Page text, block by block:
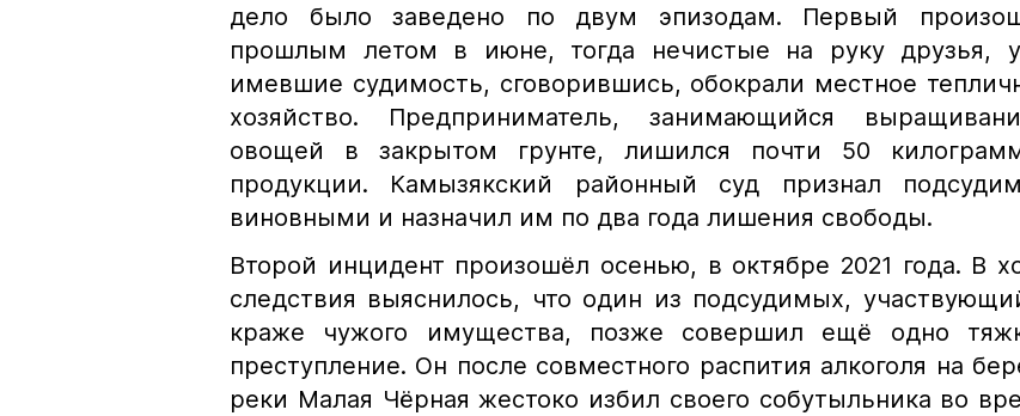
дело было заведено по двум эпизодам. Первый
прошлым летом в июне, тогда нечистые на руку друзья,
имевшие судимость, сговорившись, обокрали местное
хозяйство. Предприниматель, занимающийся
овощей в закрытом грунте, лишился почти 50
продукции. Камызякский районный суд признал
виновными и назначил им по два года лишения свободы.
Второй инцидент произошёл осенью, в октябре 2021 года. В
следствия выяснилось, что один из подсудимых,
краже чужого имущества, позже совершил ещё одно
преступление. Он после совместного распития алкоголя на
реки Малая Чёрная жестоко избил своего собутыльника во